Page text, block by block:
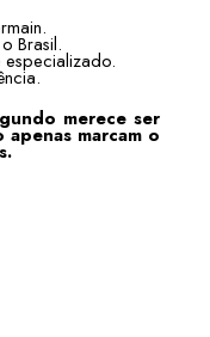
Brasil.
especializado.
merece ser
marcam o